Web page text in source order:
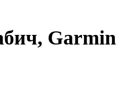
Garmin